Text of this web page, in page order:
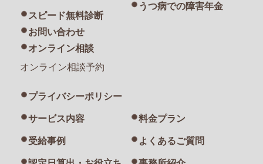
スピード無料診断
お問い合わせ
オンライン相談
オンライン相談予約
プライバシーポリシー
うつ病での障害年金
サービス内容 料金プラン
受給事例 よくあるご質問